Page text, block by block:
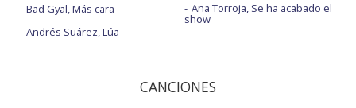
Bad Gyal, Más cara
Andrés Suárez, Lúa
Ana Torroja, Se ha acabado el
show
CANCIONES